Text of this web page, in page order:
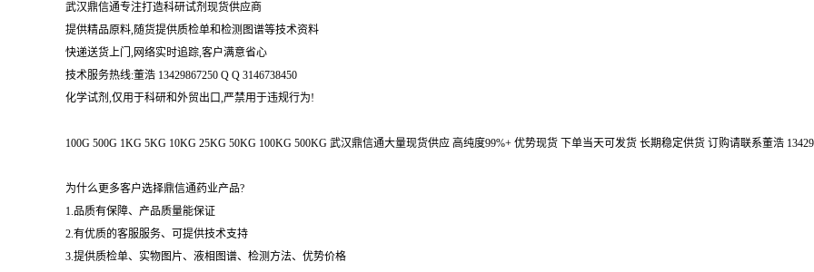
武汉鼎信通专注打造科研试剂现货供应商
提供精品原料,随货提供质检单和检测图谱等技术资料
快递送货上门,网络实时追踪,客户满意省心
技术服务热线:董浩 13429867250 Q Q 3146738450
化学试剂,仅用于科研和外贸出口,严禁用于违规行为!
100G 500G 1KG 5KG 10KG 25KG 50KG 100KG 500KG 武汉鼎信通大量现货供应 高纯度99%+ 优势现货 下单当天可发货 长期稳定供货 订购请联系董浩
为什么更多客户选择鼎信通药业产品?
1.品质有保障、产品质量能保证
2.有优质的客服服务、可提供技术支持
3.提供质检单、实物图片、液相图谱、检测方法、优势价格